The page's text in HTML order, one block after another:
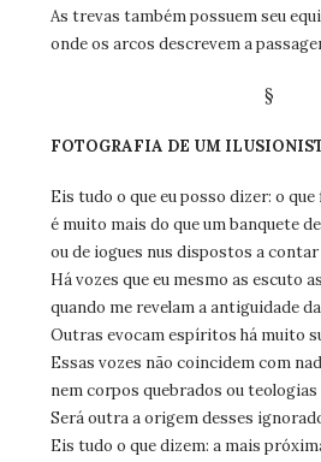
As trevas também possuem seu
onde os arcos descrevem a
§
FOTOGRAFIA DE UM
Eis tudo o que eu posso dizer: o
é muito mais do que um banquete
ou de iogues nus dispostos a contar
Há vozes que eu mesmo as escuto
quando me revelam a antiguidade
Outras evocam espíritos há muito
Essas vozes não coincidem com
nem corpos quebrados ou
Será outra a origem desses
Eis tudo o que dizem: a mais